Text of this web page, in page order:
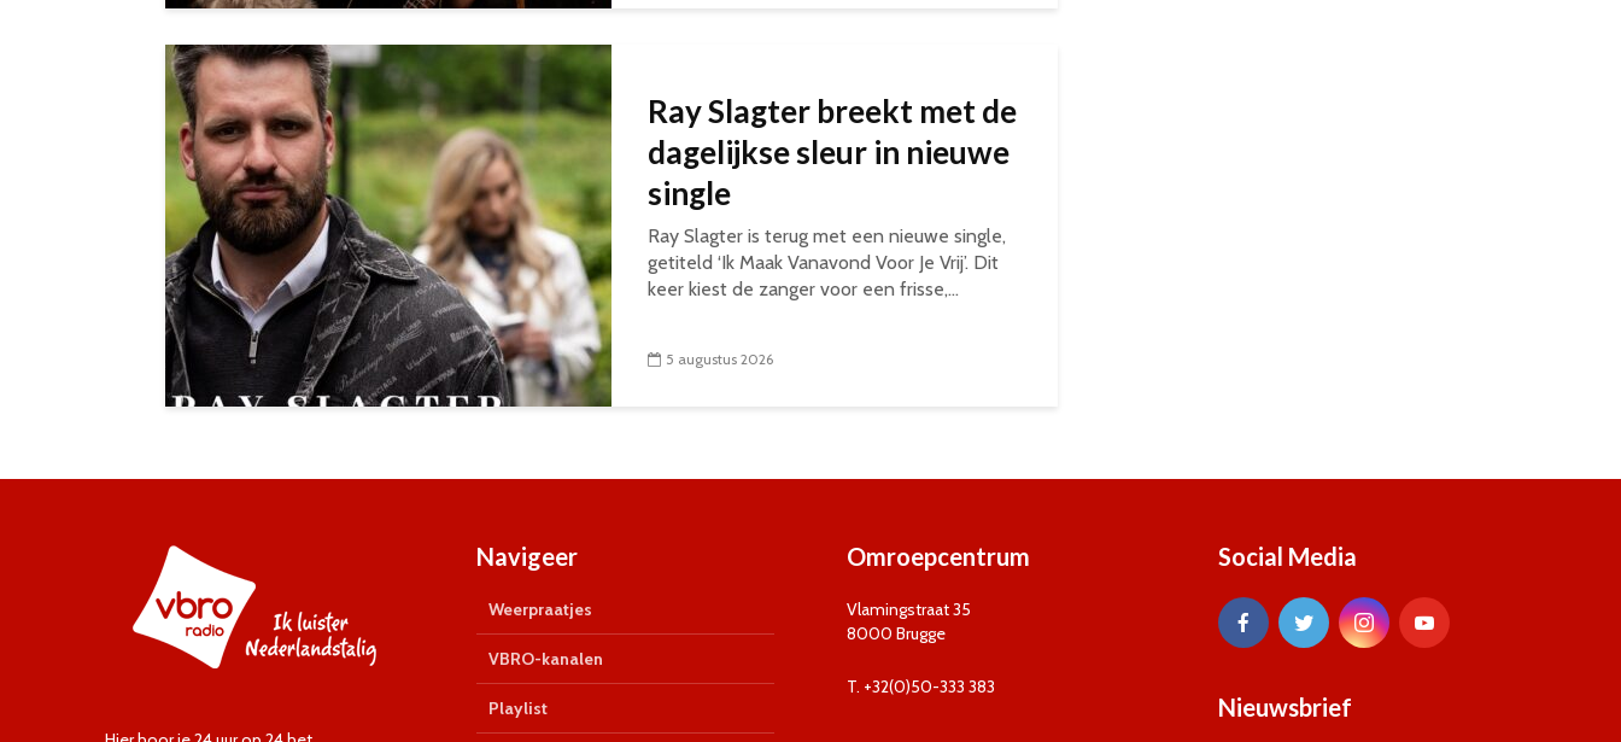
Ray Slagter breekt met de
dagelijkse sleur in nieuwe
single
Ray Slagter is terug met een nieuwe single,
getiteld ‘Ik Maak Vanavond Voor Je Vrij’. Dit
keer kiest de zanger voor een frisse,...
5 augustus 2026
Navigeer
Weerpraatjes
VBRO-kanalen
Playlist
Omroepcentrum
Vlamingstraat 35
8000 Brugge
T. +32(0)50-333 383
Social Media
Nieuwsbrief